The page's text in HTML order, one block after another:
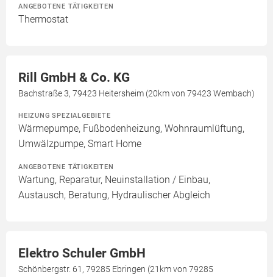
ANGEBOTENE TÄTIGKEITEN
Thermostat
Rill GmbH & Co. KG
Bachstraße 3, 79423 Heitersheim (20km von 79423 Wembach)
HEIZUNG SPEZIALGEBIETE
Wärmepumpe, Fußbodenheizung, Wohnraumlüftung,
Umwälzpumpe, Smart Home
ANGEBOTENE TÄTIGKEITEN
Wartung, Reparatur, Neuinstallation / Einbau,
Austausch, Beratung, Hydraulischer Abgleich
Elektro Schuler GmbH
Schönbergstr. 61, 79285 Ebringen (21km von 79285